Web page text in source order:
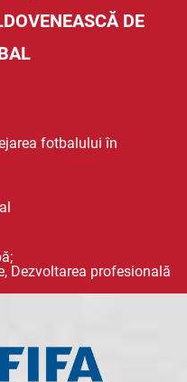
DE
fotbalului în
Dezvoltarea profesională